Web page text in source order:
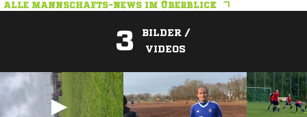
ALLE MANNSCHAFTS-NEWS IM ÜBERBLICK
3
BILDER /
VIDEOS